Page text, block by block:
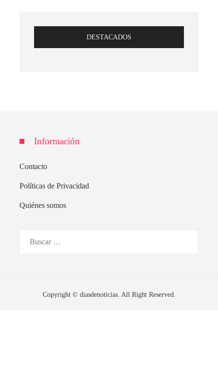
DESTACADOS
Información
Contacto
Políticas de Privacidad
Quiénes somos
Copyright © diasdenoticias. All Right Reserved.